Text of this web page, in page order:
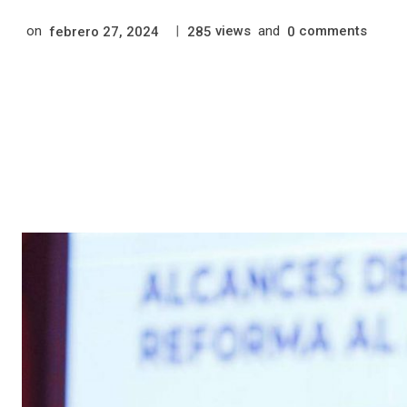
on febrero 27, 2024 285 views and 0 comments